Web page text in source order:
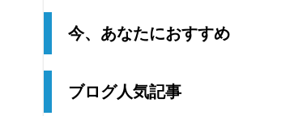
今、あなたにおすすめ
ブログ人気記事